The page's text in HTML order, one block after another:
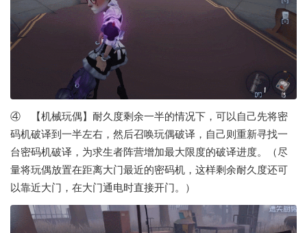
④ 【机械玩偶】耐久度剩余一半的情况下，可以自己先将密
码机破译到一半左右，然后召唤玩偶破译，自己则重新寻找一
台密码机破译，为求生者阵营增加最大限度的破译进度。（尽
量将玩偶放置在距离大门最近的密码机，这样剩余耐久度还可
以靠近大门，在大门通电时直接开门。）